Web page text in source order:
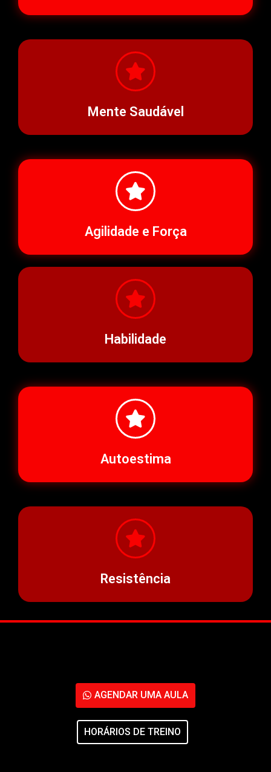
Mente Saudável
Agilidade e Força
Habilidade
Autoestima
Resistência
AGENDAR UMA AULA
HORÁRIOS DE TREINO